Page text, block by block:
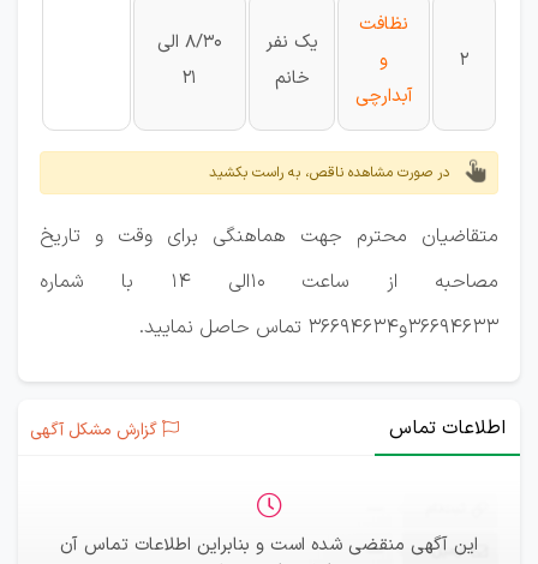
2
نظافت
و
آبدارچی
یک نفر
خانم
8/30 الی
21
در صورت مشاهده ناقص، به راست بکشید
متقاضیان محترم جهت هماهنگی برای وقت و تاریخ
مصاحبه از ساعت 10الی 14 با شماره
36694633و36694634 تماس حاصل نمایید.
اطلاعات تماس گزارش مشکل آگهی
این آگهی منقضی شده است و بنابراین اطلاعات تماس آن
ایمیل —